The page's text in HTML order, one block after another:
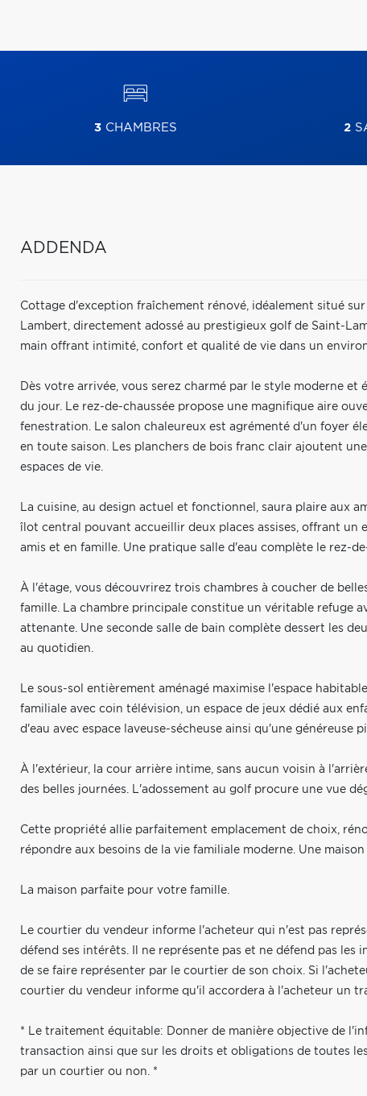
3CHAMBRES 2
ADDENDA
Cottage d'exception fraîchement rénové, idéalement situé
Lambert, directement adossé au prestigieux golf de Saint-
main offrant intimité, confort et qualité de vie dans un
Dès votre arrivée, vous serez charmé par le style moderne
du jour. Le rez-de-chaussée propose une magnifique aire
fenestration. Le salon chaleureux est agrémenté d'un foyer
en toute saison. Les planchers de bois franc clair ajoutent
espaces de vie.
La cuisine, au design actuel et fonctionnel, saura plaire aux
îlot central pouvant accueillir deux places assises, offrant un
amis et en famille. Une pratique salle d'eau complète le rez-
À l'étage, vous découvrirez trois chambres à coucher de
famille. La chambre principale constitue un véritable refuge
attenante. Une seconde salle de bain complète dessert les
au quotidien.
Le sous-sol entièrement aménagé maximise l'espace
familiale avec coin télévision, un espace de jeux dédié aux
d'eau avec espace laveuse-sécheuse ainsi qu'une généreuse
À l'extérieur, la cour arrière intime, sans aucun voisin à
des belles journées. L'adossement au golf procure une vue
Cette propriété allie parfaitement emplacement de choix,
répondre aux besoins de la vie familiale moderne. Une
La maison parfaite pour votre famille.
Le courtier du vendeur informe l'acheteur qui n'est pas
défend ses intérêts. Il ne représente pas et ne défend pas
de se faire représenter par le courtier de son choix. Si
courtier du vendeur informe qu'il accordera à l'acheteur un
* Le traitement équitable: Donner de manière objective de
transaction ainsi que sur les droits et obligations de toutes
par un courtier ou non. *